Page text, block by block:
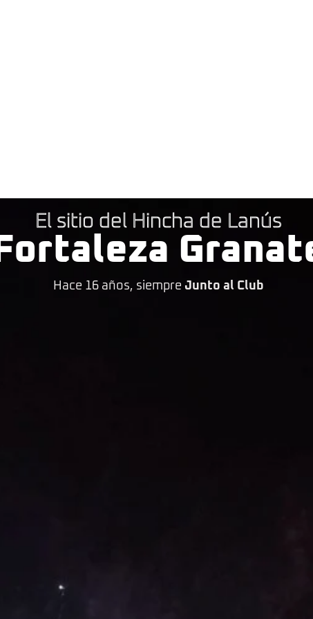
El sitio del Hincha de Lanús
Fortaleza
Hace 16 años, siempre Junto al Club